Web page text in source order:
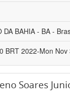
DA BAHIA - BA -
BRT 2022-Mon
Soares